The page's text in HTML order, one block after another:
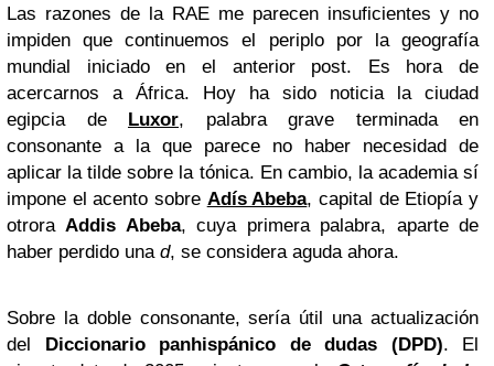
Las razones de la RAE me parecen insuficientes y no
impiden que continuemos el periplo por la geografía
mundial iniciado en el anterior post. Es hora de
acercarnos a África. Hoy ha sido noticia la ciudad
egipcia de Luxor, palabra grave terminada en
consonante a la que parece no haber necesidad de
aplicar la tilde sobre la tónica. En cambio, la academia sí
impone el acento sobre Adís Abeba, capital de Etiopía y
otroraAddis Abeba, cuya primera palabra, aparte de
haber perdido una d, se considera aguda ahora.
Sobre la doble consonante, sería útil una actualización
del Diccionario panhispánico de dudas (DPD). El